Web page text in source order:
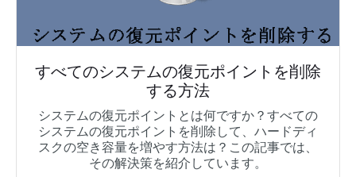
すべてのシステムの復元ポイントを削除
する方法
システムの復元ポイントとは何ですか？すべての
システムの復元ポイントを削除して、ハードディ
スクの空き容量を増やす方法は？この記事では、
その解決策を紹介しています。